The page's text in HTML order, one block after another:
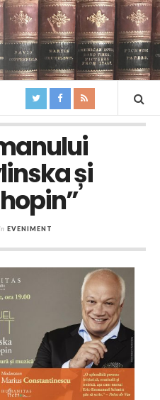
și
EVENIMENT